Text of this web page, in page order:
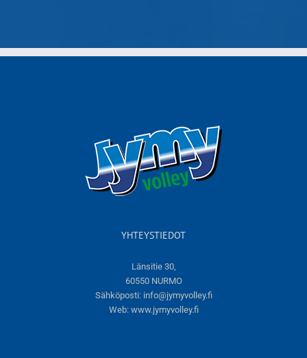
YHTEYSTIEDOT
Länsitie 30,
60550 NURMO
Sähköposti: info@jymyvolley.fi
Web: www.jymyvolley.fi